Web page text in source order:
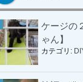
ケージの
ゃん】
カテゴリ: